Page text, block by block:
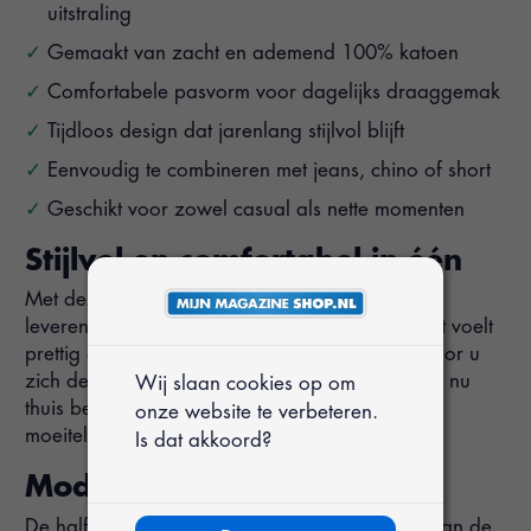
uitstraling
Gemaakt van zacht en ademend 100% katoen
Comfortabele pasvorm voor dagelijks draaggemak
Tijdloos design dat jarenlang stijlvol blijft
Eenvoudig te combineren met jeans, chino of short
Geschikt voor zowel casual als nette momenten
Stijlvol en comfortabel in één
Met deze polo kiest u voor gemak zonder in te
leveren op uitstraling. De zachte katoenkwaliteit voelt
prettig aan op de huid en ademt goed, waardoor u
zich de hele dag fris en comfortabel voelt. Of u nu
thuis bent of onderweg, deze polo past zich
moeiteloos aan uw dag aan.
Moderne polo met ritsdetail
De half zip maakt deze polo nét even anders dan de
Wij slaan cookies op om
onze website te verbeteren.
Is dat akkoord?